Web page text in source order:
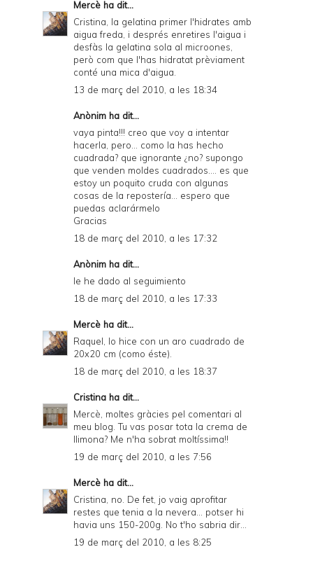
Mercè ha dit...
Cristina, la gelatina primer l'hidrates amb
aigua freda, i després enretires l'aigua i
desfàs la gelatina sola al microones,
però com que l'has hidratat prèviament
conté una mica d'aigua.
13 de març del 2010, a les 18:34
Anònim ha dit...
vaya pinta!!! creo que voy a intentar
hacerla, pero... como la has hecho
cuadrada? que ignorante ¿no? supongo
que venden moldes cuadrados.... es que
estoy un poquito cruda con algunas
cosas de la repostería... espero que
puedas aclarármelo
Gracias
18 de març del 2010, a les 17:32
Anònim ha dit...
le he dado al seguimiento
18 de març del 2010, a les 17:33
Mercè ha dit...
Raquel, lo hice con un aro cuadrado de
20x20 cm (como éste).
18 de març del 2010, a les 18:37
Cristina ha dit...
Mercè, moltes gràcies pel comentari al
meu blog. Tu vas posar tota la crema de
llimona? Me n'ha sobrat moltíssima!!
19 de març del 2010, a les 7:56
Mercè ha dit...
Cristina, no. De fet, jo vaig aprofitar
restes que tenia a la nevera... potser hi
havia uns 150-200g. No t'ho sabria dir...
19 de març del 2010, a les 8:25